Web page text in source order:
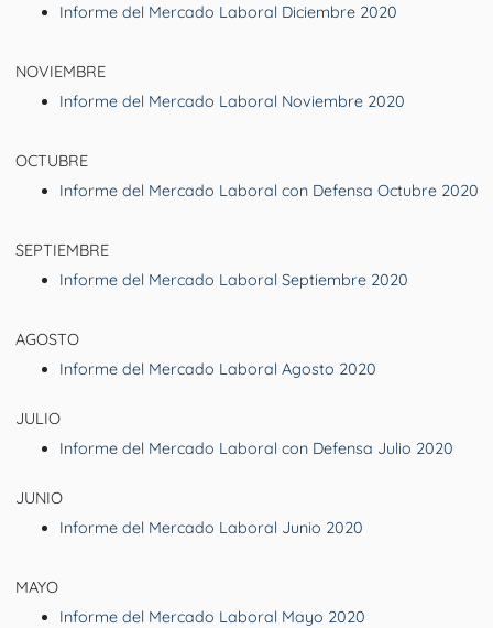
Informe del Mercado Laboral Diciembre 2020
NOVIEMBRE
Informe del Mercado Laboral Noviembre 2020
OCTUBRE
Informe del Mercado Laboral con Defensa Octubre 2020
SEPTIEMBRE
Informe del Mercado Laboral Septiembre 2020
AGOSTO
Informe del Mercado Laboral Agosto 2020
JULIO
Informe del Mercado Laboral con Defensa Julio 2020
JUNIO
Informe del Mercado Laboral Junio 2020
MAYO
Informe del Mercado Laboral Mayo 2020